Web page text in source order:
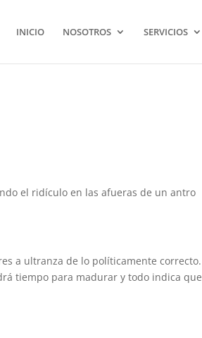
INICIO NOSOTROS SERVICIOS
el ridículo en las afueras de un antro
a ultranza de lo políticamente correcto.
tiempo para madurar y todo indica que